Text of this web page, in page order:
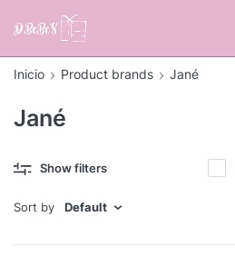
Jané
Inicio Product brands Jané
Show filters
Sort by Default